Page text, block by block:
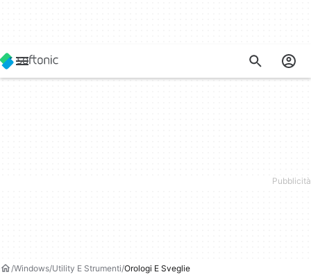
Windows Utility E Strumenti Orologi E Sveglie